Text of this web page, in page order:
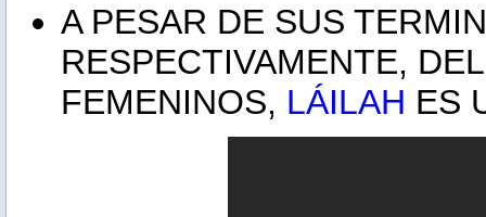
A PESAR DE SUS
RESPECTIVAMENTE,
FEMENINOS, LÁILAH ES